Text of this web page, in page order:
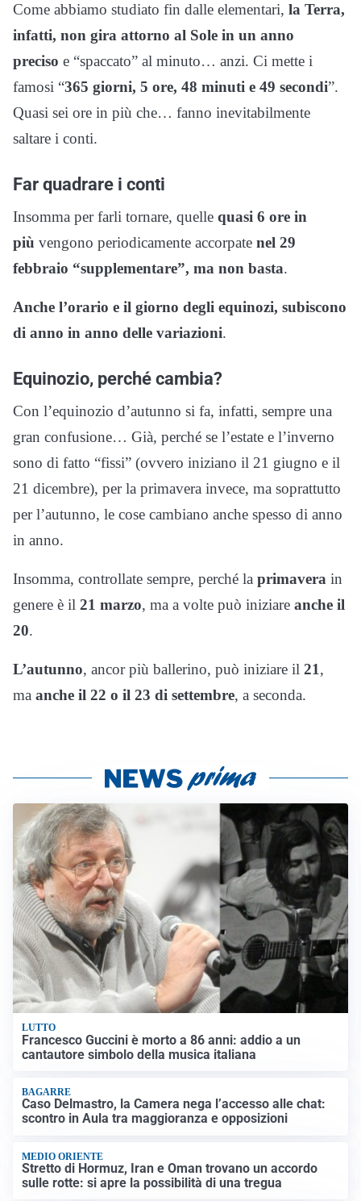
Come abbiamo studiato fin dalle elementari, la Terra,
infatti, non gira attorno al Sole in un anno
preciso e “spaccato” al minuto… anzi. Ci mette i
famosi “365 giorni, 5 ore, 48 minuti e 49 secondi”.
Quasi sei ore in più che… fanno inevitabilmente
saltare i conti.
Far quadrare i conti
Insomma per farli tornare, quelle quasi 6 ore in
più vengono periodicamente accorpate nel 29
febbraio “supplementare”, ma non basta.
Anche l’orario e il giorno degli equinozi, subiscono
di anno in anno delle variazioni.
Equinozio, perché cambia?
Con l’equinozio d’autunno si fa, infatti, sempre una
gran confusione… Già, perché se l’estate e l’inverno
sono di fatto “fissi” (ovvero iniziano il 21 giugno e il
21 dicembre), per la primavera invece, ma soprattutto
per l’autunno, le cose cambiano anche spesso di anno
in anno.
Insomma, controllate sempre, perché la primavera in
genere è il 21 marzo, ma a volte può iniziare anche il
20.
L’autunno, ancor più ballerino, può iniziare il 21,
ma anche il 22 o il 23 di settembre, a seconda.
LUTTO
Francesco Guccini è morto a 86 anni: addio a un
cantautore simbolo della musica italiana
BAGARRE
Caso Delmastro, la Camera nega l’accesso alle chat:
scontro in Aula tra maggioranza e opposizioni
MEDIO ORIENTE
Stretto di Hormuz, Iran e Oman trovano un accordo
sulle rotte: si apre la possibilità di una tregua